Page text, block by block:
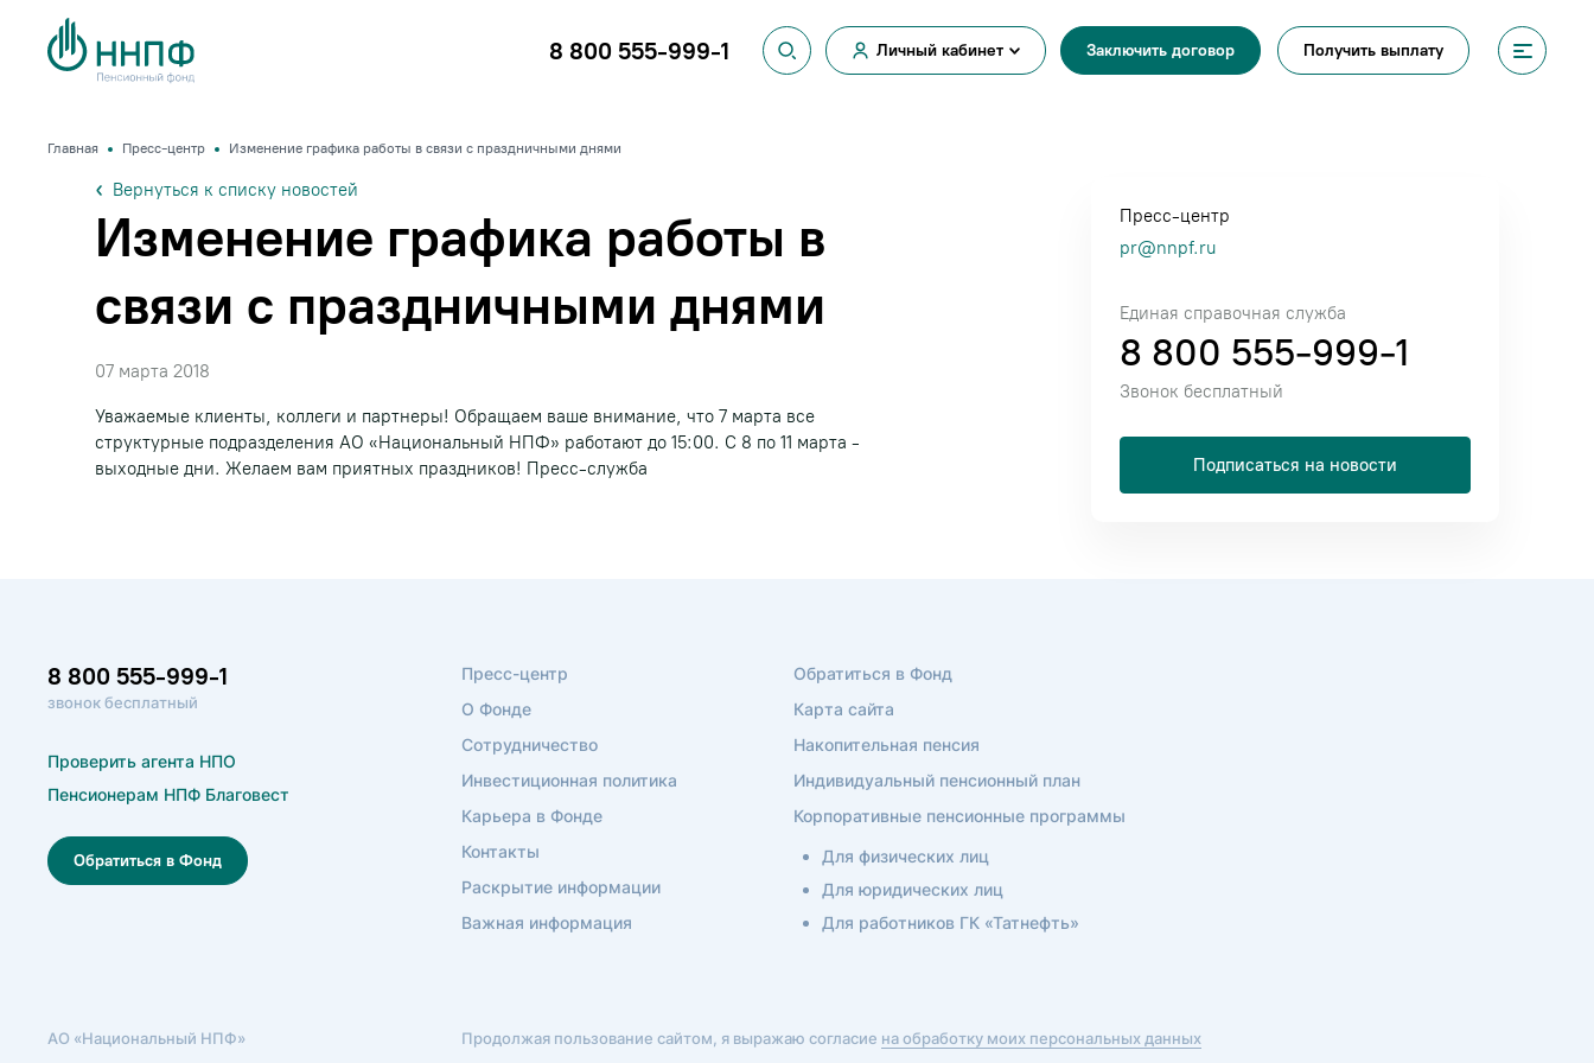
Личный кабинет
8 800 555-999-1 Заключить договор Получить выплату
Главная Пресс-центр Изменение графика работы в связи с праздничными днями
Вернуться к списку новостей
Изменение графика работы в
связи с праздничными днями
07 марта 2018
Уважаемые клиенты, коллеги и партнеры! Обращаем ваше внимание, что 7 марта все
структурные подразделения АО «Национальный НПФ» работают до 15:00. С 8 по 11 марта -
выходные дни. Желаем вам приятных праздников! Пресс-служба
Пресс-центр
pr@nnpf.ru
Единая справочная служба
8 800 555-999-1
Звонок бесплатный
Подписаться на новости
8 800 555-999-1
звонок бесплатный
Обратиться в Фонд
Проверить агента НПО
Пенсионерам НПФ Благовест
Пресс-центр
О Фонде
Сотрудничество
Инвестиционная политика
Карьера в Фонде
Контакты
Раскрытие информации
Важная информация
Обратиться в Фонд
Карта сайта
Накопительная пенсия
Индивидуальный пенсионный план
Корпоративные пенсионные программы
Для физических лиц
Для юридических лиц
Для работников ГК «Татнефть»
АО «Национальный НПФ»
Продолжая пользование сайтом, я выражаю согласие на обработку моих персональных данных